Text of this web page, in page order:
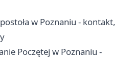
w Poznaniu - kontakt,
Poczętej w Poznaniu -